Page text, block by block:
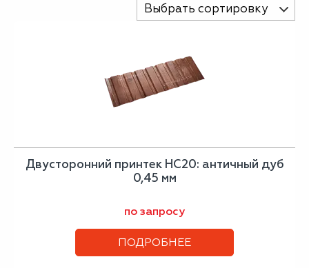
Выбрать сортировку
Двусторонний принтек НС20: античный дуб
0,45 мм
по запросу
ПОДРОБНЕЕ